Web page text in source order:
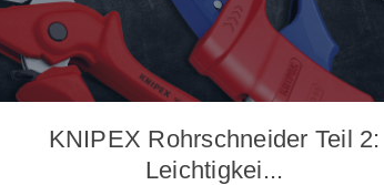
KNIPEX Rohrschneider Teil 2:
Leichtigkei...